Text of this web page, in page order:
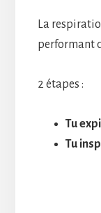
La
performant
2 étapes :
Tu
Tu